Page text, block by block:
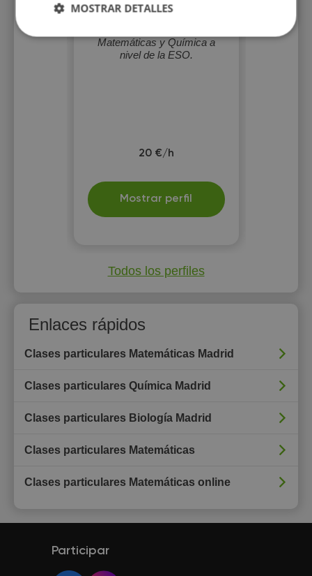
Torres
Matemáticas y Química a
nivel de la ESO.
20 €/h
Mostrar perfil
Todos los perfiles
Enlaces rápidos
Clases particulares Matemáticas Madrid
Clases particulares Química Madrid
Clases particulares Biología Madrid
Clases particulares Matemáticas
Clases particulares Matemáticas online
Participar
MOSTRAR DETALLES